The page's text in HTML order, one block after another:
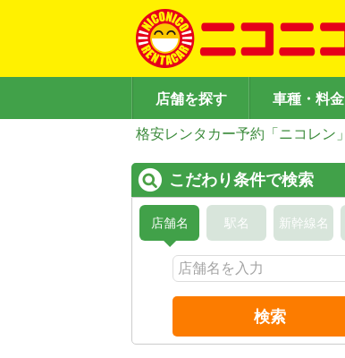
店舗を探す 車種・料金
格安レンタカー予約「ニコレン」
こだわり条件で検索
店舗名 駅名 新幹線名
検索